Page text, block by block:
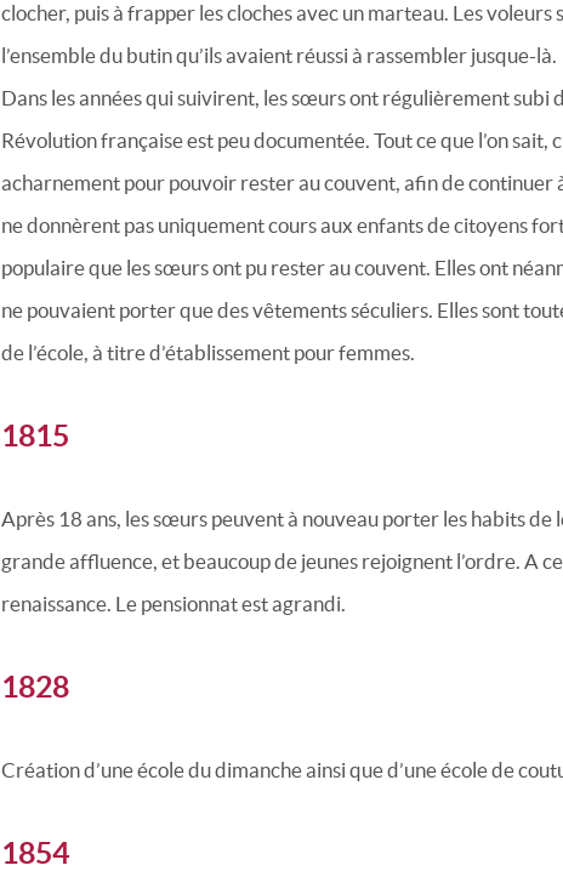
clocher, puis à frapper les cloches avec un marteau. Les
l’ensemble du butin qu’ils avaient réussi à rassembler jusque-là.
Dans les années qui suivirent, les sœurs ont régulièrement subi
Révolution française est peu documentée. Tout ce que l’on sait,
acharnement pour pouvoir rester au couvent, afin de continuer
ne donnèrent pas uniquement cours aux enfants de citoyens
populaire que les sœurs ont pu rester au couvent. Elles ont
ne pouvaient porter que des vêtements séculiers. Elles sont
de l’école, à titre d’établissement pour femmes.
1815
Après 18 ans, les sœurs peuvent à nouveau porter les habits
grande affluence, et beaucoup de jeunes rejoignent l’ordre. A
renaissance. Le pensionnat est agrandi.
1828
Création d’une école du dimanche ainsi que d’une école de
1854